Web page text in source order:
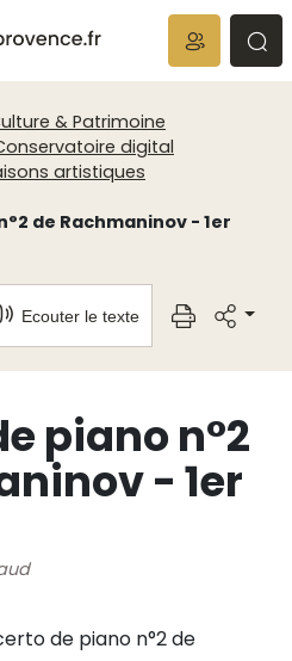
& Patrimoine
digital
artistiques
de Rachmaninov - 1er
Ecouter le texte
piano n°2
- 1er
de piano n°2 de